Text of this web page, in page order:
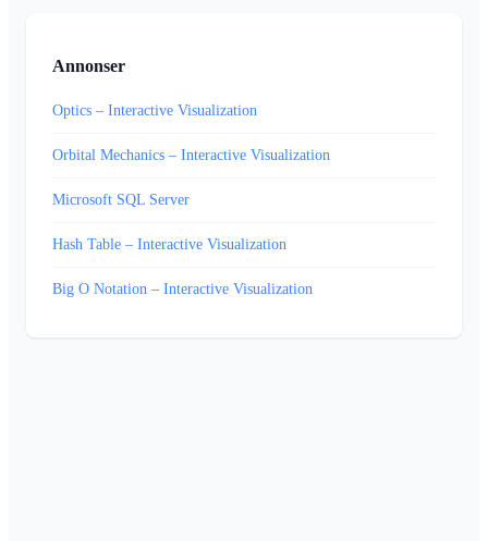
Annonser
Optics – Interactive Visualization
Orbital Mechanics – Interactive Visualization
Microsoft SQL Server
Hash Table – Interactive Visualization
Big O Notation – Interactive Visualization